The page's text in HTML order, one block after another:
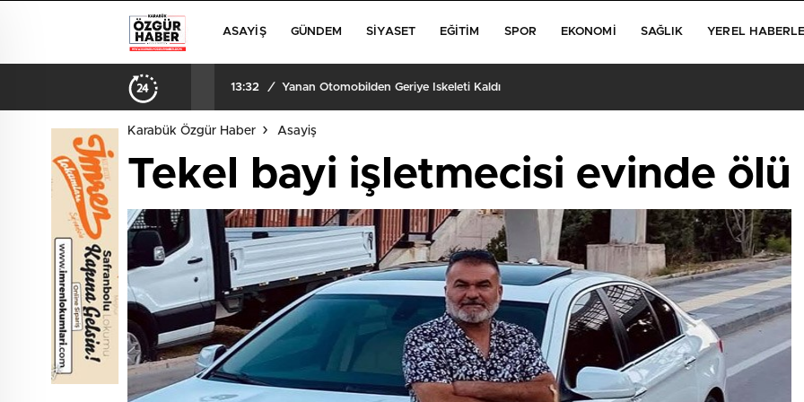
ASAYIŞ GÜNDEM SIYASET EĞITIM SPOR EKONOMI SAĞLIK YEREL
13:32 / Yanan Otomobilden Geriye İskeleti Kaldı
Karabük Özgür Haber Asayiş
Tekel bayi işletmecisi evinde